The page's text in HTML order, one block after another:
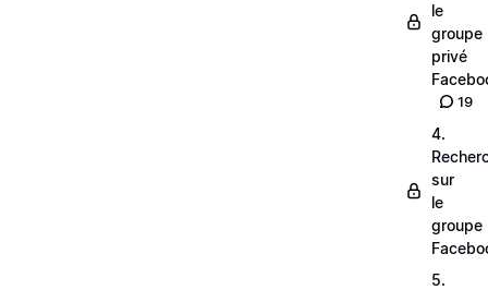
le
groupe
privé
19
4.
sur
le
groupe
5.